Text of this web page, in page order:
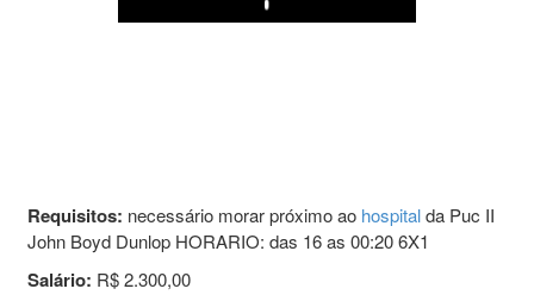
Play
Requisitos: necessário morar próximo ao hospitalda Puc II
John Boyd Dunlop HORARIO: das 16 as 00:20 6X1
Salário: R$ 2.300,00